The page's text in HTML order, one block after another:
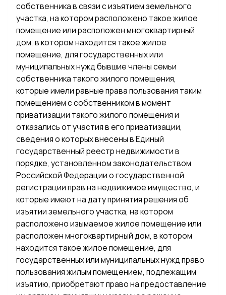
собственника в связи с изъятием земельного
участка, на котором расположено такое жилое
помещение или расположен многоквартирный
дом, в котором находится такое жилое
помещение, для государственных или
муниципальных нужд бывшие члены семьи
собственника такого жилого помещения,
которые имели равные права пользования таким
помещением с собственником в момент
приватизации такого жилого помещения и
отказались от участия в его приватизации,
сведения о которых внесены в Единый
государственный реестр недвижимости в
порядке, установленном законодательством
Российской Федерации о государственной
регистрации прав на недвижимое имущество, и
которые имеют на дату принятия решения об
изъятии земельного участка, на котором
расположено изымаемое жилое помещение или
расположен многоквартирный дом, в котором
находится такое жилое помещение, для
государственных или муниципальных нужд право
пользования жилым помещением, подлежащим
изъятию, приобретают право на предоставление